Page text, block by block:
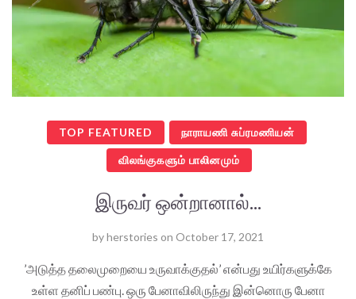
TOP FEATURED நாராயணி சுப்ரமணியன்
விலங்குகளும் பாலினமும்
இருவர் ஒன்றானால்...
byherstories on October 17, 2021
’அடுத்த தலைமுறையை உருவாக்குதல்’ என்பது உயிர்களுக்கே
உள்ள தனிப் பண்பு. ஒரு பேனாவிலிருந்து இன்னொரு பேனா